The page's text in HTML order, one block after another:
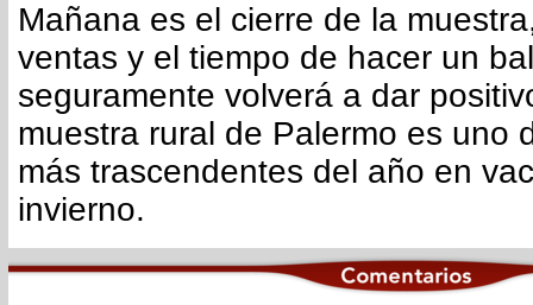
Mañana es el cierre de la
ventas y el tiempo de hacer un
seguramente volverá a dar
muestra rural de Palermo es uno
más trascendentes del año en
invierno.